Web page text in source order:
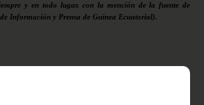
y en todo lugar, con la mención de la fuente de
Información y Prensa de Guinea Ecuatorial).